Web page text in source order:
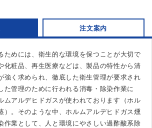
注文案内
ためには、衛生的な環境を保つことが大切で
化粧品、再生医療などは、製品の特性から清
強く求められ、徹底した衛生管理が要求され
た管理のために行われる消毒・除染作業に
ムアルデヒドガスが使われております（ホル
）。そのような中、ホルムアルデヒドガス燻
作業として、人と環境にやさしい過酢酸系除